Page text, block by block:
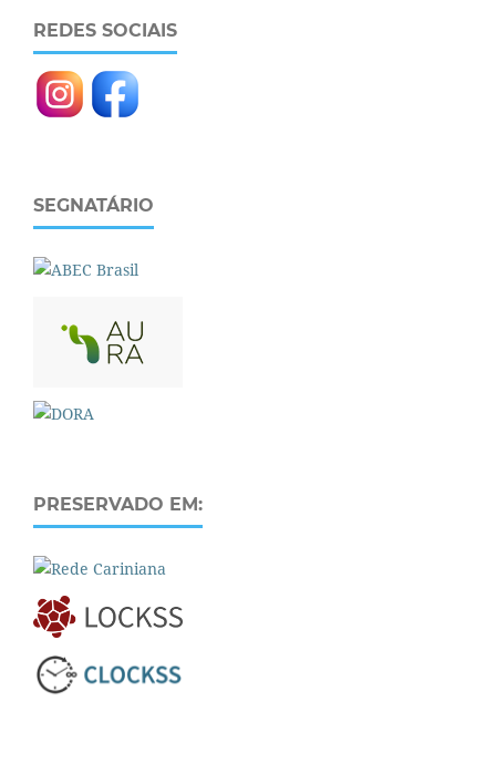
REDES SOCIAIS
SEGNATÁRIO
PRESERVADO EM: